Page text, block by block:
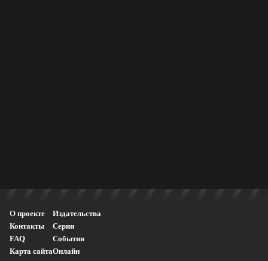
О проекте
Контакты
FAQ
Карта сайта
Издательства
Серии
События
Онлайн